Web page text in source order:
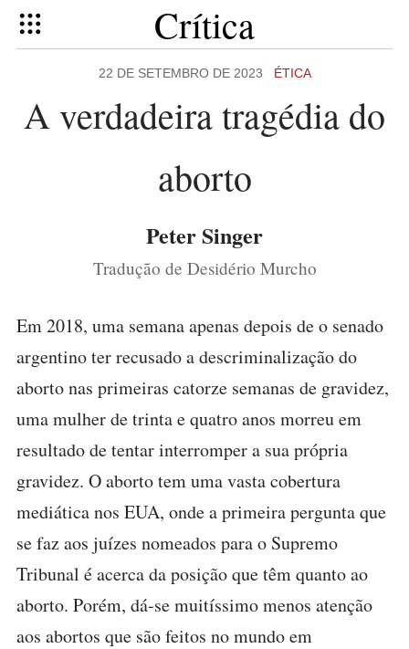
Crítica
22 DE SETEMBRO DE 2023 ÉTICA
A verdadeira tragédia do
aborto
Peter Singer
Tradução de Desidério Murcho
Em 2018, uma semana apenas depois de o senado
argentino ter recusado a descriminalização do
aborto nas primeiras catorze semanas de gravidez,
uma mulher de trinta e quatro anos morreu em
resultado de tentar interromper a sua própria
gravidez. O aborto tem uma vasta cobertura
mediática nos EUA, onde a primeira pergunta que
se faz aos juízes nomeados para o Supremo
Tribunal é acerca da posição que têm quanto ao
aborto. Porém, dá-se muitíssimo menos atenção
aos abortos que são feitos no mundo em